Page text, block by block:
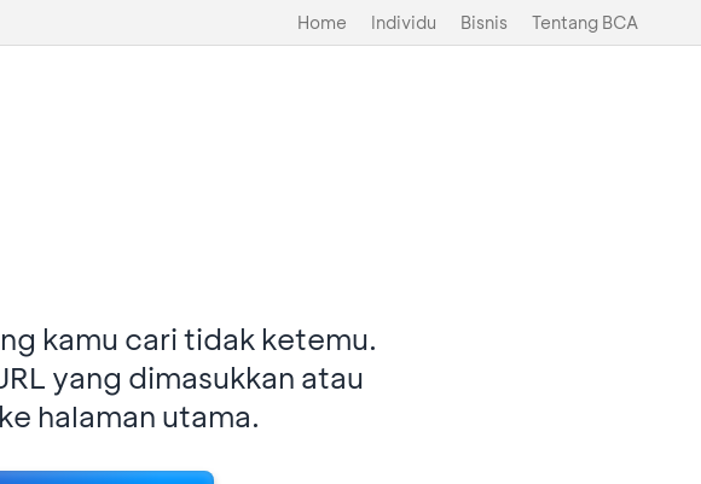
Home Individu Bisnis Tentang BCA
kamu cari tidak ketemu.
yang dimasukkan atau
halaman utama.